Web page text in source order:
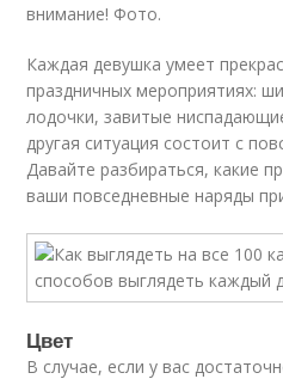
внимание! Фото.
Каждая девушка умеет
праздничных мероприятиях:
лодочки, завитые
другая ситуация состоит с
Давайте разбираться, какие
ваши повседневные наряды
Цвет
В случае, если у вас